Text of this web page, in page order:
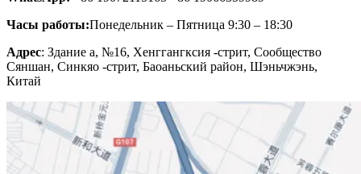
Часы работы:Понедельник – Пятница 9:30 – 18:30
Адрес: Здание а, №16, Хенггангксия -стрит, Сообщество
Сяншан, Синкяо -стрит, Баоаньский район, Шэньчжэнь,
Китай